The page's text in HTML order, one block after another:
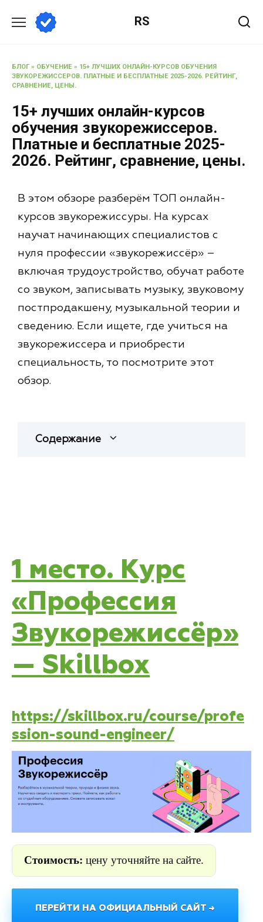
RS
БЛОГ» ОБУЧЕНИЕ » 15+ ЛУЧШИХ ОНЛАЙН-КУРСОВ ОБУЧЕНИЯ
ЗВУКОРЕЖИССЕРОВ. ПЛАТНЫЕ И БЕСПЛАТНЫЕ 2025-2026. РЕЙТИНГ,
СРАВНЕНИЕ, ЦЕНЫ.
15+ лучших онлайн-курсов
обучения звукорежиссеров.
Платные и бесплатные 2025-
2026. Рейтинг, сравнение, цены.
В этом обзоре разберём ТОП онлайн-
курсов звукорежиссуры. На курсах
научат начинающих специалистов с
нуля профессии «звукорежиссёр» –
включая трудоустройство, обучат работе
со звуком, записывать музыку, звуковому
постпродакшену, музыкальной теории и
сведению. Если ищете, где учиться на
звукорежиссера и приобрести
специальность, то посмотрите этот
обзор.
Содержание
1 место. Курс
«Профессия
Звукорежиссёр»
— Skillbox
https://skillbox.ru/course/profe
ssion-sound-engineer/
Стоимость: цену уточняйте на сайте.
ПЕРЕЙТИ НА ОФИЦИАЛЬНЫЙ САЙТ →